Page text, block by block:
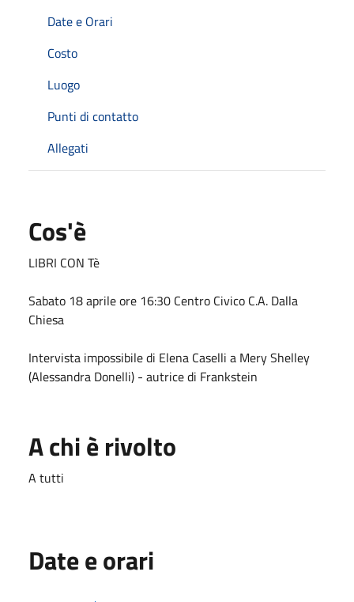
Date e Orari
Costo
Luogo
Punti di contatto
Allegati
Cos'è
LIBRI CON Tè
Sabato 18 aprile ore 16:30 Centro Civico C.A. Dalla
Chiesa
Intervista impossibile di Elena Caselli a Mery Shelley
(Alessandra Donelli) - autrice di Frankstein
A chi è rivolto
A tutti
Date e orari